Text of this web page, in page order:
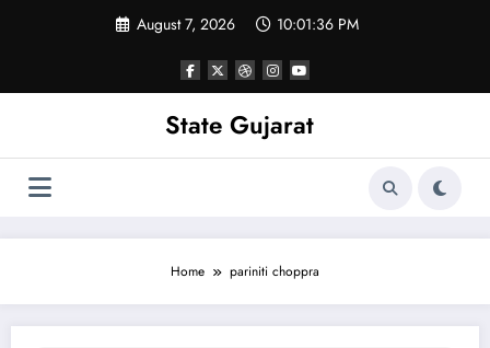
August 7, 2026 10:01:37 PM
State Gujarat
Home pariniti choppra